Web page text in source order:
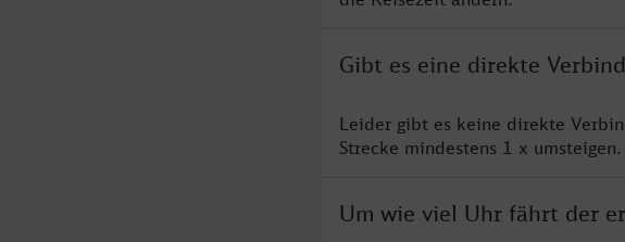
Gibt es eine direkte
Leider gibt es keine direkte
Strecke mindestens 1 x umsteigen.
Um wie viel Uhr fährt der